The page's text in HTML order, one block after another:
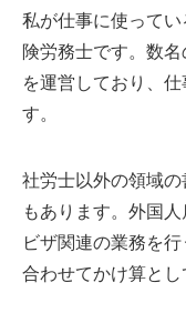
私が仕事に使って
険労務士です。数
を運営しており、
す。
社労士以外の領域
もあります。外国
ビザ関連の業務を
合わせてかけ算とし